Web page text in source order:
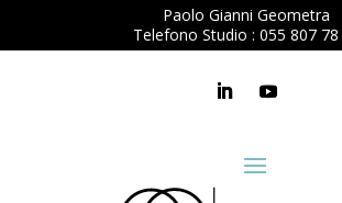
Paolo Gianni Geometra
Telefono Studio : 055 807 78